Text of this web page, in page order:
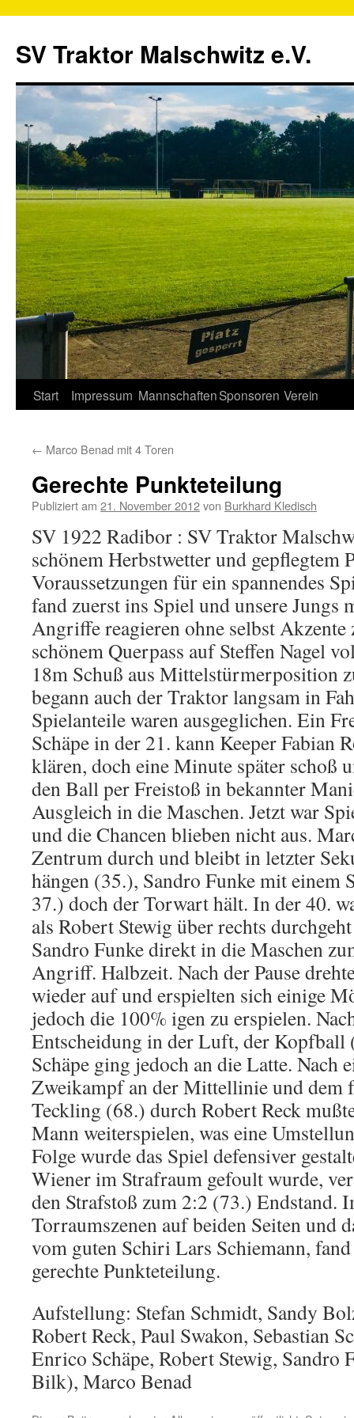
SV Traktor Malschwitz e.V.
Springe
Inhalt
Start Impressum MannschaftenSponsoren Verein
← Marco Benad mit 4 Toren
Gerechte Punkteteilung
Publiziert am 21. November 2012von Burkhard Kledisch
SV 1922 Radibor : SV Traktor
schönem Herbstwetter und gepflegtem
Voraussetzungen für ein spannendes
fand zuerst ins Spiel und unsere Jungs
Angriffe reagieren ohne selbst Akzente
schönem Querpass auf Steffen Nagel
18m Schuß aus Mittelstürmerposition
begann auch der Traktor langsam in
Spielanteile waren ausgeglichen. Ein
Schäpe in der 21. kann Keeper Fabian
klären, doch eine Minute später schoß
den Ball per Freistoß in bekannter
Ausgleich in die Maschen. Jetzt war
und die Chancen blieben nicht aus.
Zentrum durch und bleibt in letzter
hängen (35.), Sandro Funke mit einem
37.) doch der Torwart hält. In der 40.
als Robert Stewig über rechts
Sandro Funke direkt in die Maschen
Angriff. Halbzeit. Nach der Pause
wieder auf und erspielten sich einige
jedoch die 100% igen zu erspielen.
Entscheidung in der Luft, der
Schäpe ging jedoch an die Latte. Nach
Zweikampf an der Mittellinie und dem
Teckling (68.) durch Robert Reck
Mann weiterspielen, was eine
Folge wurde das Spiel defensiver
Wiener im Strafraum gefoult wurde,
den Strafstoß zum 2:2 (73.) Endstand.
Torraumszenen auf beiden Seiten und
vom guten Schiri Lars Schiemann,
gerechte Punkteteilung.
Aufstellung: Stefan Schmidt, Sandy
Robert Reck, Paul Swakon, Sebastian
Enrico Schäpe, Robert Stewig, Sandro
Bilk), Marco Benad